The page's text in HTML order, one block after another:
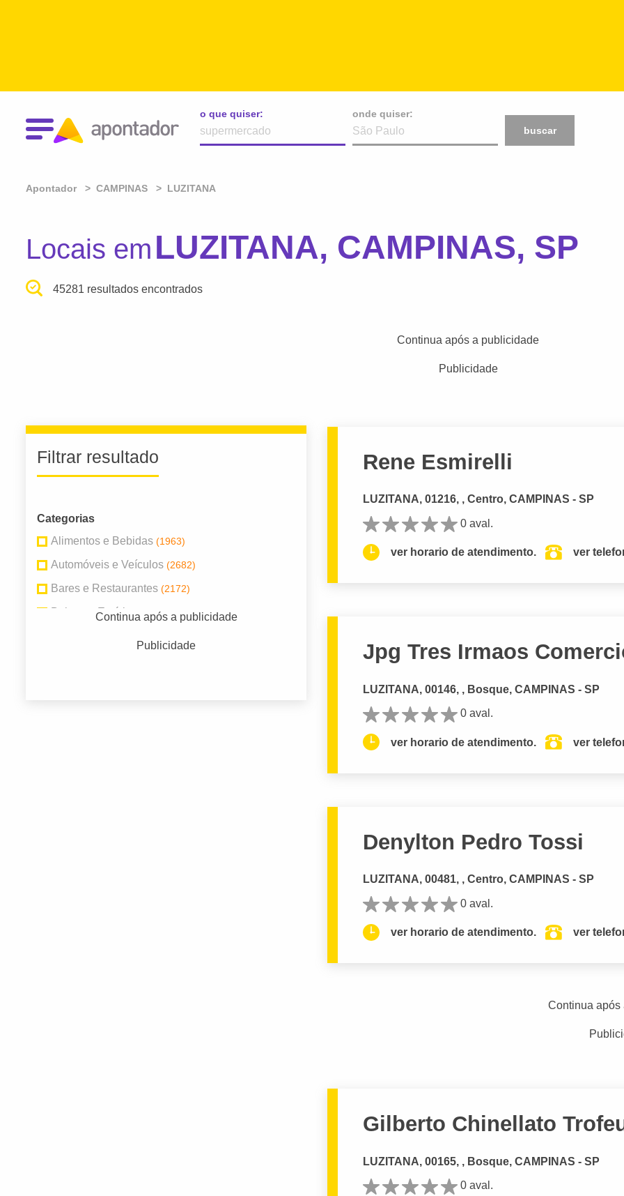
o que quiser:
onde quiser:
buscar
Apontador CAMPINAS LUZITANA
Locais em LUZITANA, CAMPINAS, SP
45281 resultados encontrados
Continua após a publicidade
Publicidade
Filtrar resultado
Categorias
Alimentos e Bebidas (1963)
Automóveis e Veículos (2682)
Bares e Restaurantes (2172)
Beleza e Estética(1332)
Continua após a publicidade
Publicidade
Rene Esmirelli
LUZITANA, 01216, , Centro, CAMPINAS - SP
0 aval.
ver horario de atendimento. ver
Jpg Tres Irmaos
LUZITANA, 00146, , Bosque, CAMPINAS - SP
0 aval.
ver horario de atendimento. ver
Denylton Pedro Tossi
LUZITANA, 00481, , Centro, CAMPINAS - SP
0 aval.
ver horario de atendimento. ver
Continua após
Gilberto Chinellato
LUZITANA, 00165, , Bosque, CAMPINAS - SP
0 aval.